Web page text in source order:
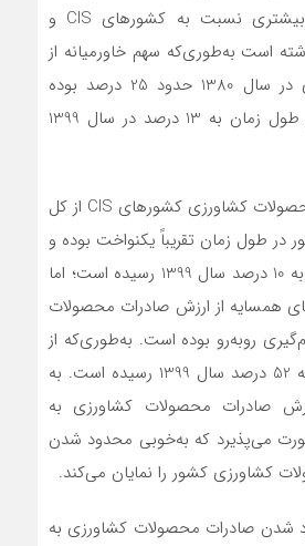
در سال 1380 سهم بیشتری نسبت به کشورهای CIS و
است به‌طوری‌که سهم خاورمیانه از
کل صادرات کشاورزی در سال 1380 حدود 25 درصد بوده
است که این سهم در طول زمان به 13 درصد در سال 1399
سهم ارزش صادرات محصولات کشاورزی کشورهای CIS از کل
در طول زمان تقریباً یکنواخت بوده و
از 7 درصد سال 1380 به 10 درصد سال 1399 رسیده است؛ اما
همسایه از ارزش صادرات محصولات
روبه‌رو بوده است. به‌طوری‌که از
18 درصد سال 1380 به 52 درصد سال 1399 رسیده است. به
درصد ارزش صادرات محصولات کشاورزی به
می‌پذیرد که به‌خوبی محدود شدن
کشاورزی کشور را نمایان می‌کند.
شدن صادرات محصولات کشاورزی به